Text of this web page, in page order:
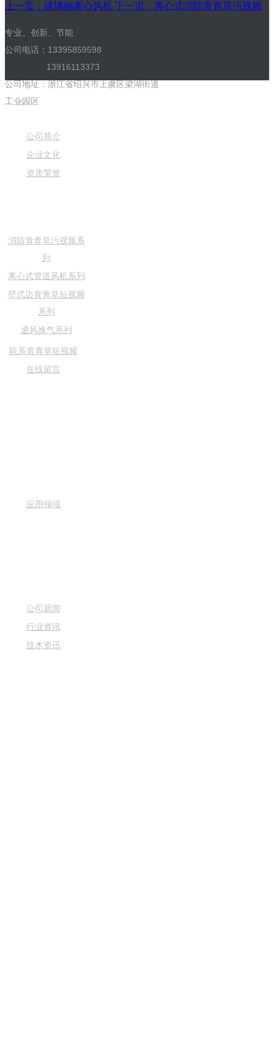
上一页：玻璃钢离心风机 下一页：离心式消防青青草污视频
专业、创新、节能
公司电话：13395859598
13916113373
公司地址：浙江省绍兴市上虞区梁湖街道
工业园区
公司简介
企业文化
资质荣誉
消防青青草污视频系
列
离心式管道风机系列
壁式边青青草短视频
系列
通风换气系列
青青草成人APP系列
风口风阀系列
联系青青草短视频
在线留言
频
应用领域
公司新闻
行业资讯
技术资讯